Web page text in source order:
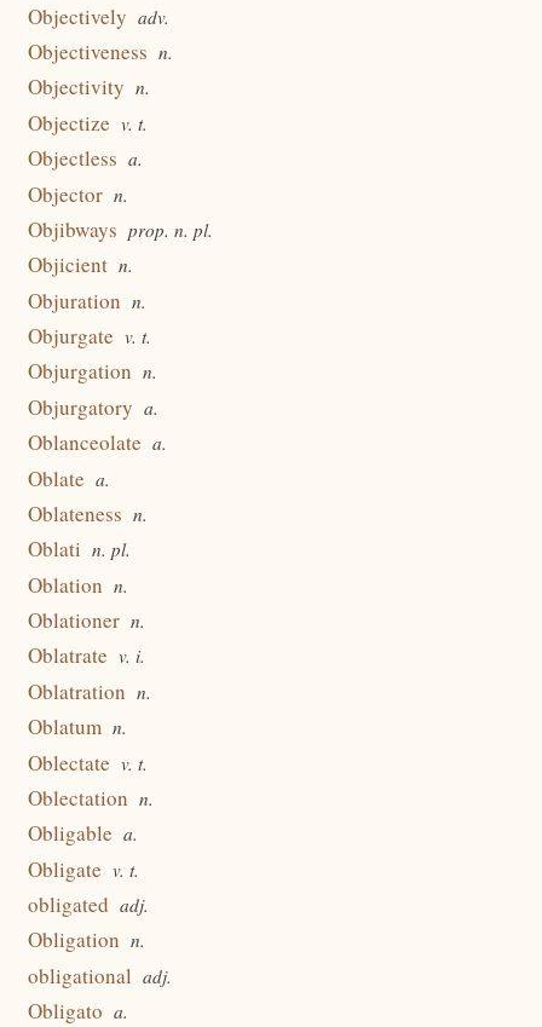
Objectively adv.
Objectiveness n.
Objectivity n.
Objectize v. t.
Objectless a.
Objector n.
Objibways prop. n. pl.
Objicient n.
Objuration n.
Objurgate v. t.
Objurgation n.
Objurgatory a.
Oblanceolate a.
Oblate a.
Oblateness n.
Oblati n. pl.
Oblation n.
Oblationer n.
Oblatrate v. i.
Oblatration n.
Oblatum n.
Oblectate v. t.
Oblectation n.
Obligable a.
Obligate v. t.
obligated adj.
Obligation n.
obligational adj.
Obligato a.